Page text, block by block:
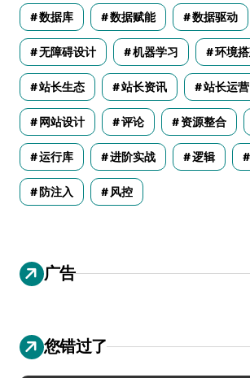
数据库 数据赋能 数据驱动
无障碍设计 机器学习 环境
站长生态 站长资讯 站长运营
网站设计 评论 资源整合
运行库 进阶实战 逻辑
防注入 风控
广告
您错过了